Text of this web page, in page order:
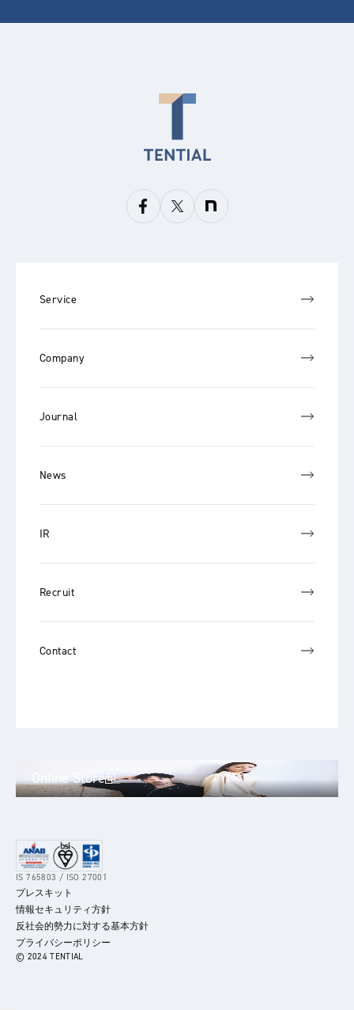
Service
Company
Journal
News
IR
Recruit
Contact
Online Store
IS 765803 / ISO 27001
プレスキット
情報セキュリティ方針
反社会的勢力に対する基本方針
プライバシーポリシー
© 2024 TENTIAL